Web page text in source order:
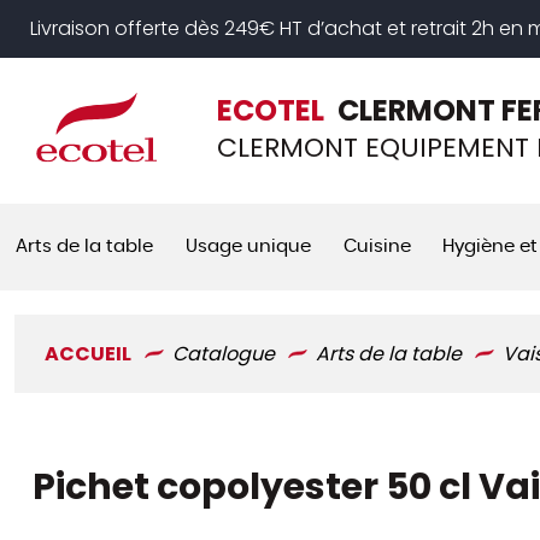
Livraison offerte dès 249€ HT d’achat et retrait 2h en
ECOTEL CLERMONT
CLERMONT EQUIPEMENT
Arts de la table Usage unique Cuisine Hygiène
ACCUEIL Catalogue Arts de la table
Pichet copolyester 50 cl
Panneau de gestion des cookies